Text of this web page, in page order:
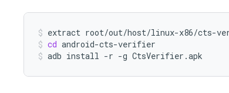
extract root/out/host/linux-x86/cts-
cd android-cts-verifier
adb install -r -g CtsVerifier.apk